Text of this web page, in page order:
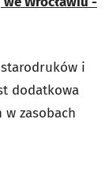
i
dodatkowa
w zasobach